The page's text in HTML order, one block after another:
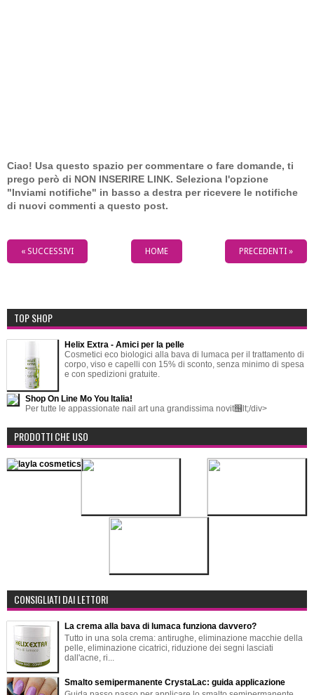
Ciao! Usa questo spazio per commentare o fare domande, ti
prego però di NON INSERIRE LINK. Seleziona l'opzione
"Inviami notifiche" in basso a destra per ricevere le notifiche
di nuovi commenti a questo post.
« SUCCESSIVI PRECEDENTI »
HOME
TOP SHOP
Helix Extra - Amici per la pelle
Cosmetici eco biologici alla bava di lumaca per il trattamento di
corpo, viso e capelli con 15% di sconto, senza minimo di spesa
e con spedizioni gratuite.
Shop On Line Mo You Italia!
Per tutte le appassionate nail art una grandissima novit஦lt;/div>
PRODOTTI CHE USO
CONSIGLIATI DAI LETTORI
La crema alla bava di lumaca funziona davvero?
Tutto in una sola crema: antirughe, eliminazione macchie della
pelle, eliminazione cicatrici, riduzione dei segni lasciati
dall'acne, ri...
Smalto semipermanente CrystaLac: guida applicazione